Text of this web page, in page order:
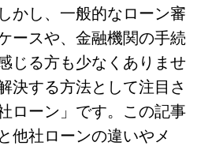
かし、一般的なローン審
ースや、金融機関の手続
じる方も少なくありませ
決する方法として注目さ
ローン」です。この記事
他社ローンの違いやメ